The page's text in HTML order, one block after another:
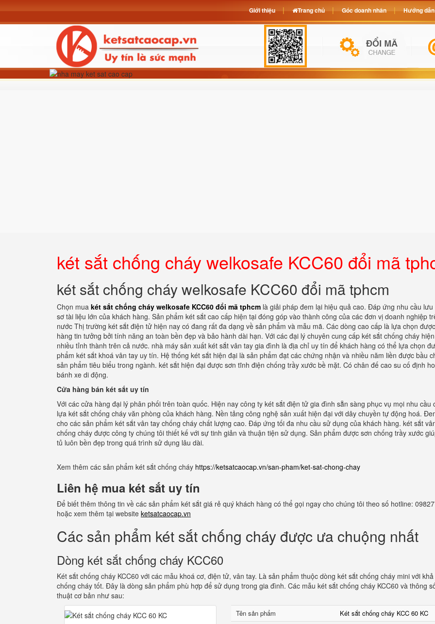
két sắt chống cháy welkosafe KCC60 đổi mã
két sắt chống cháy welkosafe KCC60 đổi mã tphcm
Chọn mua két sắt chống cháy welkosafe KCC60 đổi mã tphcm là giải pháp đem lại hiệu quả cao. Đáp ứng nhu cầu
sơ tài liệu lớn của khách hàng. Sản phẩm két sắt cao cấp hiện tại đóng góp vào thành công của các đơn vị doanh nghiệp
nước Thị trường két sắt điện tử hiện nay có đang rất đa dạng về sản phẩm và mẫu mã. Các dòng cao cấp là lựa chọn
hàng tin tưởng bởi tính năng an toàn bền đẹp và bảo hành dài hạn. Với các đại lý chuyên cung cấp két sắt chống cháy
nhiều tỉnh thành trên cả nước. nhà máy sản xuất két sắt vân tay gia đình là địa chỉ uy tín để khách hàng có thể lựa chọn
phẩm két sắt khoá vân tay uy tín. Hệ thống két sắt hiện đại là sản phẩm đạt các chứng nhận và nhiều năm liền được bầu
sản phẩm tiêu biểu trong ngành. két sắt hiện đại được sơn tĩnh điện chống trầy xước bề mặt. Có chân đế cao su cố định
bánh xe di động.
Cửa hàng bán két sắt uy tín
Với các cửa hàng đại lý phân phối trên toàn quốc. Hiện nay công ty két sắt điện tử gia đình sẵn sàng phục vụ mọi nhu cầu
lựa két sắt chống cháy văn phòng của khách hàng. Nền tảng công nghệ sản xuất hiện đại với dây chuyền tự động hoá.
cho các sản phẩm két sắt vân tay chống cháy chất lượng cao. Đáp ứng tối đa nhu cầu sử dụng của khách hàng. két sắt
chống cháy được công ty chúng tôi thiết kế với sự tinh giản và thuận tiện sử dụng. Sản phẩm được sơn chống trầy xước
tủ luôn bền đẹp trong quá trình sử dụng lâu dài.
Xem thêm các sản phẩm két sắt chống cháy https://ketsatcaocap.vn/san-pham/ket-sat-chong-chay
Liên hệ mua két sắt uy tín
Để biết thêm thông tin về các sản phẩm két sắt giá rẻ quý khách hàng có thể gọi ngay cho chúng tôi theo số hotline:
hoặc xem thêm tại website ketsatcaocap.vn
Các sản phẩm két sắt chống cháy được ưa chuộng nhất
Dòng két sắt chống cháy KCC60
Két sắt chống cháy KCC60 với các mẫu khoá cơ, điện tử, vân tay. Là sản phẩm thuộc dòng két sắt chống cháy mini với
chống cháy tốt. Đây là dòng sản phẩm phù hợp để sử dụng trong gia đình. Các mẫu két sắt chống cháy KCC60 và thông
thuật cơ bản như sau:
Tên sản phẩm
Két sắt chống cháy KCC 60 KC
Giới thiệu Trang chủ Góc doanh nhân Hướng